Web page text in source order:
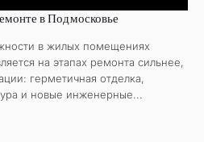
в Подмосковье
в жилых помещениях
на этапах ремонта сильнее,
герметичная отделка,
и новые инженерные...